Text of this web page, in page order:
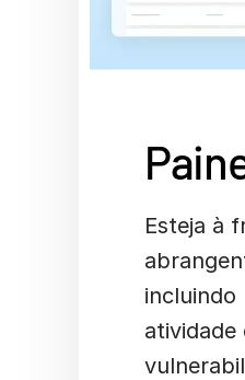
Esteja à
incluindo
atividade